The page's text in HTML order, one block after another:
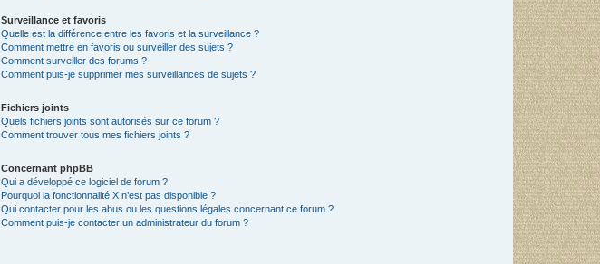
Surveillance et favoris
Quelle est la différence entre les favoris et la surveillance ?
Comment mettre en favoris ou surveiller des sujets ?
Comment surveiller des forums ?
Comment puis-je supprimer mes surveillances de sujets ?
Fichiers joints
Quels fichiers joints sont autorisés sur ce forum ?
Comment trouver tous mes fichiers joints ?
Concernant phpBB
Qui a développé ce logiciel de forum ?
Pourquoi la fonctionnalité X n’est pas disponible ?
Qui contacter pour les abus ou les questions légales concernant ce forum ?
Comment puis-je contacter un administrateur du forum ?